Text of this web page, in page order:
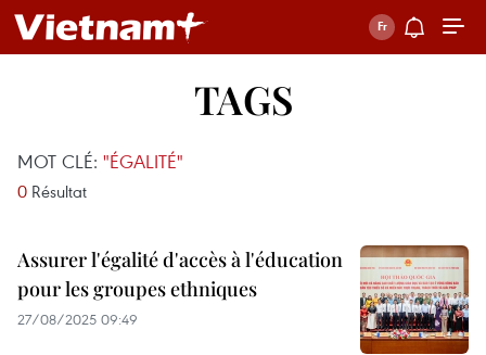
TAGS
MOT CLÉ: "ÉGALITÉ"
0 Résultat
Assurer l'égalité d'accès à l'éducation
pour les groupes ethniques
27/08/2025 09:49